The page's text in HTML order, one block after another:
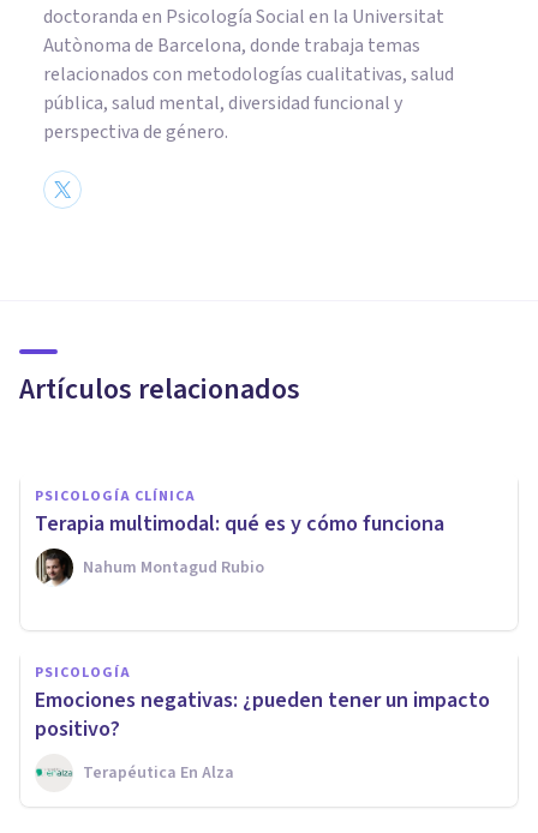
doctoranda en Psicología Social en la Universitat
Autònoma de Barcelona, donde trabaja temas
relacionados con metodologías cualitativas, salud
pública, salud mental, diversidad funcional y
perspectiva de género.
Artículos relacionados
negativas: 9 consejos
PSICOLOGÍA CLÍNICA
Terapia multimodal: qué es y cómo funciona
Nahum Montagud Rubio
PSICOLOGÍA
Emociones negativas: ¿pueden tener un impacto
positivo?
Terapéutica En Alza
¿Qué es la hipótesis del
marcador somático?
Joaquín Mateu-Mollá